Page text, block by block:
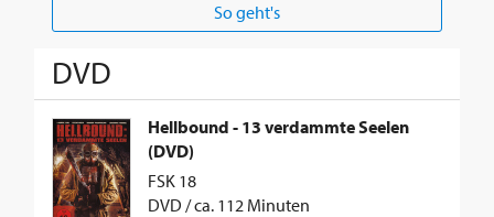
So geht's
DVD
Hellbound - 13 verdammte Seelen
(DVD)
FSK 18
DVD / ca. 112 Minuten